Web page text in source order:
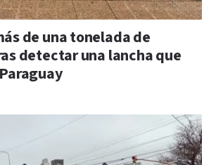
de una tonelada de
detectar una lancha que